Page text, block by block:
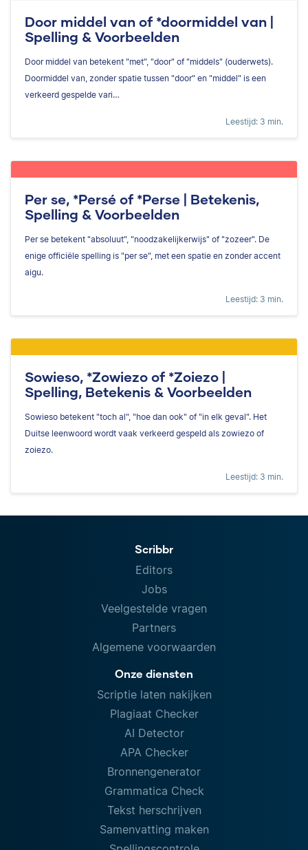
Door middel van of *doormiddel van |
Spelling & Voorbeelden
Door middel van betekent "met", "door" of "middels" (ouderwets).
Doormiddel van, zonder spatie tussen "door" en "middel" is een
verkeerd gespelde vari…
Leestijd: 3 min.
Per se, *Persé of *Perse | Betekenis,
Spelling & Voorbeelden
Per se betekent "absoluut", "noodzakelijkerwijs" of "zozeer". De
enige officiële spelling is "per se", met een spatie en zonder accent
aigu.
Leestijd: 3 min.
Sowieso, *Zowiezo of *Zoiezo |
Spelling, Betekenis & Voorbeelden
Sowieso betekent "toch al", "hoe dan ook" of "in elk geval". Het
Duitse leenwoord wordt vaak verkeerd gespeld als zowiezo of
zoiezo.
Leestijd: 3 min.
Scribbr
Editors
Jobs
Veelgestelde vragen
Partners
Algemene voorwaarden
Onze diensten
Scriptie laten nakijken
Plagiaat Checker
AI Detector
APA Checker
Bronnengenerator
Grammatica Check
Tekst herschrijven
Samenvatting maken